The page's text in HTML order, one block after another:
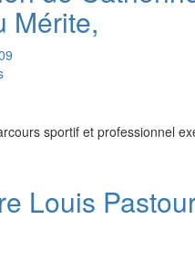
Mérite,
sportif et professionnel
Louis